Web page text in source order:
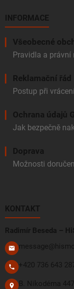
INFORMACE
Všeobecné
Pravidla a
Reklamační řád
Postup při
Ochrana údajů
Jak bezpečně
Doprava
Možnosti
KONTAKT
Radimír Beseda –
+420 736 643
B. Nikodéma